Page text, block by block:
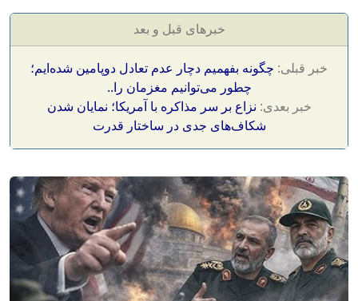
خبرهای قبل و بعد
خبر قبلی: چگونه بفهمیم دچار عدم تعادل دوپامین شده‌ایم؛
چطور می‌توانیم مغزمان را..
خبر بعدی: نزاع بر سر مذاکره با آمریکا؛ نمایان شدن
شکاف‌های جدی در ساختار قدرت